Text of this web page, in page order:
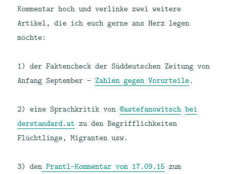
Kommentar hoch und verlinke zwei weitere
Artikel, die ich euch gerne ans Herz legen
möchte:
1) der Faktencheck der Süddeutschen Zeitung von
Anfang September –Zahlen gegen Vorurteile.
2) eine Sprachkritik von@astefanowitsch bei
derstandard.at zu den Begrifflichkeiten
Flüchtlinge, Migranten usw.
3) den Prantl-Kommentar vom 17.09.15 zum